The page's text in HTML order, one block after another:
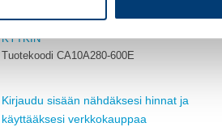
KYTKIN
Tuotekoodi CA10A280-600E
Kirjaudu sisään nähdäksesi hinnat ja
käyttääksesi verkkokauppaa